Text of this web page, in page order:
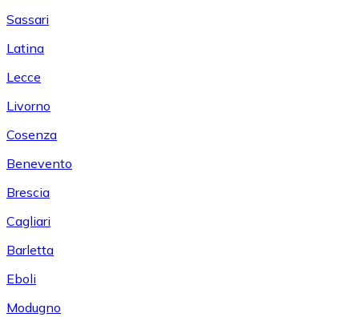
Sassari
Latina
Lecce
Livorno
Cosenza
Benevento
Brescia
Cagliari
Barletta
Eboli
Modugno